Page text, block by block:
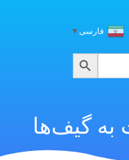
فارسی▼
به گیف‌ها